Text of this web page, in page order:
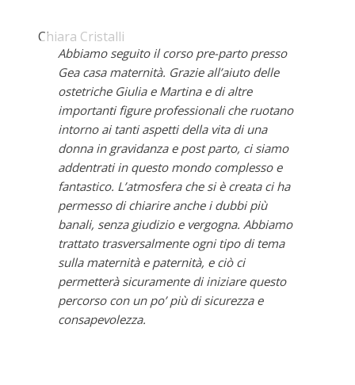
Chiara Cristalli
Abbiamo seguito il corso pre-parto presso
Gea casa maternità. Grazie all’aiuto delle
ostetriche Giulia e Martina e di altre
importanti figure professionali che ruotano
intorno ai tanti aspetti della vita di una
donna in gravidanza e post parto, ci siamo
addentrati in questo mondo complesso e
fantastico. L’atmosfera che si è creata ci ha
permesso di chiarire anche i dubbi più
banali, senza giudizio e vergogna. Abbiamo
trattato trasversalmente ogni tipo di tema
sulla maternità e paternità, e ciò ci
permetterà sicuramente di iniziare questo
percorso con un po’ più di sicurezza e
consapevolezza.